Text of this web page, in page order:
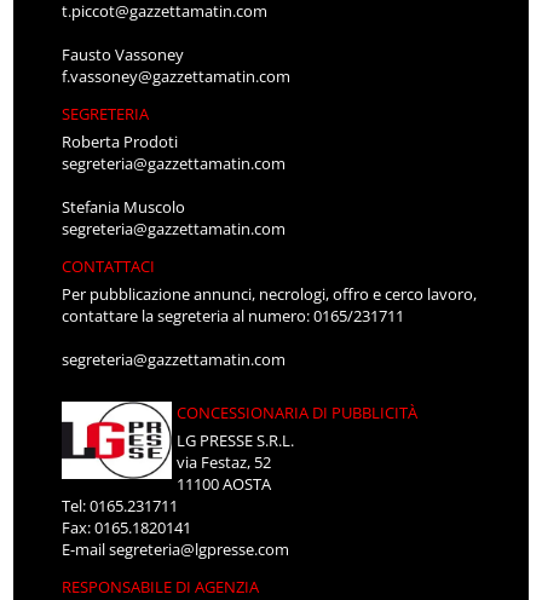
t.piccot@gazzettamatin.com
Fausto Vassoney
f.vassoney@gazzettamatin.com
SEGRETERIA
Roberta Prodoti
segreteria@gazzettamatin.com
Stefania Muscolo
segreteria@gazzettamatin.com
CONTATTACI
Per pubblicazione annunci, necrologi, offro e cerco lavoro,
contattare la segreteria al numero: 0165/231711
segreteria@gazzettamatin.com
CONCESSIONARIA DI PUBBLICITÀ
LG PRESSE S.R.L.
via Festaz, 52
11100 AOSTA
Tel: 0165.231711
Fax: 0165.1820141
E-mailsegreteria@lgpresse.com
RESPONSABILE DI AGENZIA